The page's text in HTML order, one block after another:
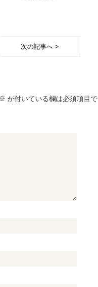
次の記事へ >
※ が付いている欄は必須項目で